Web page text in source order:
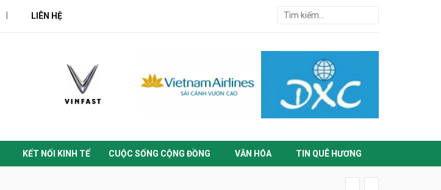
LIÊN HỆ
KẾT NỐI KINH TẾ CUỘC SỐNG CỘNG ĐỒNG VĂN HÓA TIN QUÊ HƯƠNG